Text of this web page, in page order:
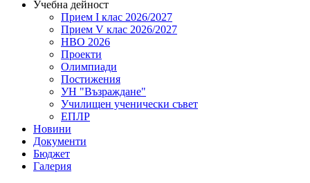
Учебна дейност
Прием I клас 2026/2027
Прием V клас 2026/2027
НВО 2026
Проекти
Олимпиади
Постижения
УН "Възраждане"
Училищен ученически съвет
ЕПЛР
Новини
Документи
Бюджет
Галерия